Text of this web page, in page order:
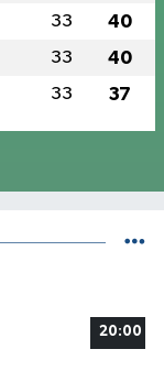
33 40
33 40
33 37
20:00